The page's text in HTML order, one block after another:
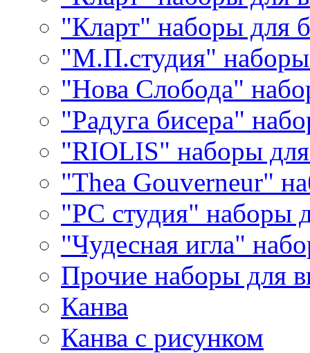
"Кларт" наборы для
"М.П.студия"
"Нова Слобода"
"Радуга бисера"
"RIOLIS" наборы
"Thea Gouverneur"
"РС студия" наборы
"Чудесная игла"
Прочие наборы для
Канва
Канва с рисунком